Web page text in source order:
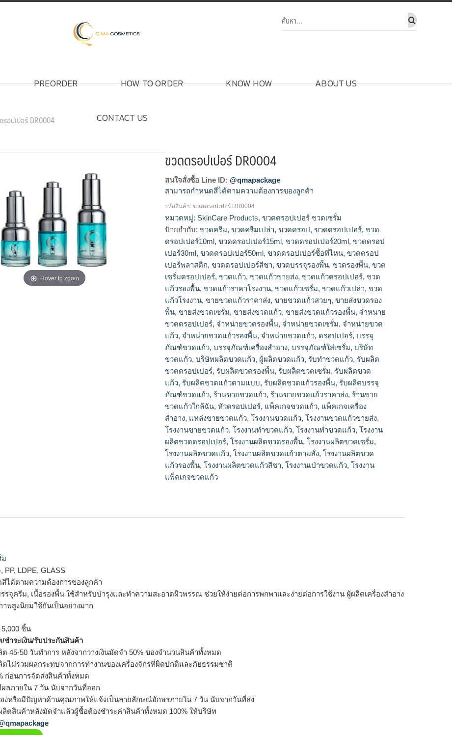
PREORDER HOW TO ORDER KNOW HOW ABOUT US
CONTACT US
รอปเปอร์ DR0004
Hover to zoom
ขวดดรอปเปอร์ DR0004
สนใจสั่งซื้อ Line ID: @qmapackage
สามารถกำหนดสีได้ตามความต้องการของลูกค้า
ขวดครีม, ขวดครีมเปล่า, ขวดดรอป, ขวดดรอปเปอร์, ขวดดรอป
เปอร์10ml, ขวดดรอปเปอร์15ml, ขวดดรอปเปอร์20ml, ขวดดรอป
เปอร์30ml, ขวดดรอปเปอร์50ml, ขวดดรอปเปอร์ซื้อที่ไหน, ขวดดรอป
เปอร์พลาสติก, ขวดดรอปเปอร์สีชา, ขวดบรรจุรองพื้น, ขวดรองพื้น, ขวด
เซรั่มดรอปเปอร์, ขวดแก้ว, ขวดแก้วขายส่ง, ขวดแก้วดรอปเปอร์, ขวด
แก้วรองพื้น, ขวดแก้วราคาโรงงาน, ขวดแก้วเปล่า, ขวดแก้วโรงงาน,
ขายขวดแก้วราคาส่ง, ขายขวดแก้วสวยๆ, ขายส่งขวดรองพื้น, ขายส่ง
ขวดเซรั่ม, ขายส่งขวดแก้ว, ขายส่งขวดแก้วรองพื้น, จำหนายขวดดรอป
เปอร์, จำหน่ายขวดรองพื้น, จำหน่ายขวดเซรั่ม, จำหน่ายขวดแก้ว,
จำหน่ายขวดแก้วรองพื้น, จําหน่ายขวดแก้ว, บรรจุภัณฑ์ขวดแก้ว, บรรจุ
ภัณฑ์เครื่องสำอาง, บริษัทขวดแก้ว, บริษัทผลิตขวดแก้ว, ผู้ผลิตขวดแก้ว,
รับทำขวดแก้ว, รับผลิตขวดดรอปเปอร์, รับผลิตขวดรองพื้น, รับผลิตขวด
เซรั่ม, รับผลิตขวดแก้ว, รับผลิตขวดแก้วตามแบบ, รับผลิตขวดแก้วรอง
พื้น, รับผลิตบรรจุภัณฑ์ขวดแก้ว, ร้านขายขวดแก้ว, ร้านขายขวดแก้ว
ราคาส่ง, ร้านขายขวดแก้วใกล้ฉัน, หัวดรอปเปอร์, แพ็คเกจขวดแก้ว,
แพ็คเกจเครื่องสำอาง, แหล่งขายขวดแก้ว, โรงงานขวดแก้ว, โรงงาน
ขวดแก้วขายส่ง, โรงงานขายขวดแก้ว, โรงงานทำขวดแก้ว, โรงงานทํา
ขวดแก้ว, โรงงานผลิตขวดดรอปเปอร์, โรงงานผลิตขวดรองพื้น, โรงงาน
ผลิตขวดเซรั่ม, โรงงานผลิตขวดแก้ว, โรงงานผลิตขวดแก้วตามสั่ง,
โรงงานผลิตขวดแก้วรองพื้น, โรงงานผลิตขวดแก้วสีชา, โรงงานเป่าขวด
แก้ว, โรงงานแพ็คเกจขวดแก้ว
รหัสสินค้า:ขวดดรอปเปอร์ DR0004
หมวดหมู่: SkinCare Products,ขวดดรอปเปอร์ ขวดเซรั่ม
ป้ายกำกับ:ขวดครีม,ขวดครีมเปล่า,ขวดดรอป,ขวดดรอปเปอร์,ขวด
ดรอปเปอร์10ml,ขวดดรอปเปอร์15ml,ขวดดรอปเปอร์20ml,ขวดดรอป
เปอร์30ml,ขวดดรอปเปอร์50ml,ขวดดรอปเปอร์ซื้อที่ไหน,ขวดดรอป
เปอร์พลาสติก,ขวดดรอปเปอร์สีชา,ขวดบรรจุรองพื้น,ขวดรองพื้น,ขวด
เซรั่มดรอปเปอร์,ขวดแก้ว,ขวดแก้วขายส่ง,ขวดแก้วดรอปเปอร์,ขวด
แก้วรองพื้น,ขวดแก้วราคาโรงงาน,ขวดแก้วเซรั่ม,ขวดแก้วเปล่า,ขวด
แก้วโรงงาน,ขายขวดแก้วราคาส่ง,ขายขวดแก้วสวยๆ,ขายส่งขวดรอง
พื้น,ขายส่งขวดเซรั่ม,ขายส่งขวดแก้ว,ขายส่งขวดแก้วรองพื้น, จำหนาย
ขวดดรอปเปอร์, จำหน่ายขวดรองพื้น, จำหน่ายขวดเซรั่ม, จำหน่ายขวด
แก้ว, จำหน่ายขวดแก้วรองพื้น, จําหน่ายขวดแก้ว, ดรอปเปอร์,บรรจุ
ภัณฑ์ขวดแก้ว,บรรจุภัณฑ์เครื่องสำอาง,บรรจุภัณฑ์ใส่เซรั่ม,บริษัท
ขวดแก้ว,บริษัทผลิตขวดแก้ว, ผู้ผลิตขวดแก้ว, รับทำขวดแก้ว, รับผลิต
ขวดดรอปเปอร์, รับผลิตขวดรองพื้น, รับผลิตขวดเซรั่ม, รับผลิตขวด
แก้ว, รับผลิตขวดแก้วตามแบบ, รับผลิตขวดแก้วรองพื้น, รับผลิตบรรจุ
ภัณฑ์ขวดแก้ว, ร้านขายขวดแก้ว, ร้านขายขวดแก้วราคาส่ง, ร้านขาย
ขวดแก้วใกล้ฉัน,หัวดรอปเปอร์, แพ็คเกจขวดแก้ว, แพ็คเกจเครื่อง
สำอาง, แหล่งขายขวดแก้ว,โรงงานขวดแก้ว,โรงงานขวดแก้วขายส่ง,
โรงงานขายขวดแก้ว,โรงงานทำขวดแก้ว,โรงงานทําขวดแก้ว,โรงงาน
ผลิตขวดดรอปเปอร์,โรงงานผลิตขวดรองพื้น,โรงงานผลิตขวดเซรั่ม,
โรงงานผลิตขวดแก้ว,โรงงานผลิตขวดแก้วตามสั่ง,โรงงานผลิตขวด
แก้วรองพื้น,โรงงานผลิตขวดแก้วสีชา,โรงงานเป่าขวดแก้ว,โรงงาน
แพ็คเกจขวดแก้ว
ม
PP, LDPE, GLASS
ได้ตามความต้องการของลูกค้า
รจุครีม, เนื้อรองพื้น ใช้สำหรับบำรุงและทำความสะอาดผิวพรรณ ช่วยให้ง่ายต่อการพกพาและง่ายต่อการใช้งาน ผู้ผลิตเครื่องสำอาง
พสูงนิยมใช้กันเป็นอย่างมาก
5,000 ชิ้น
/ชำระเงิน/รับประกันสินค้า
ต 45-50 วันทำการ หลังจากวางเงินมัดจำ 50% ของจำนวนสินค้าทั้งหมด
ตไม่รวมผลกระทบจากการทำงานของเครื่องจักรที่ผิดปกติและภัยธรรมชาติ
ก่อนการจัดส่งสินค้าทั้งหมด
ผลภายใน 7 วัน นับจากวันที่ออก
งหรือมีปัญหาด้านคุณภาพให้แจ้งเป็นลายลักษณ์อักษรภายใน 7 วัน นับจากวันที่ส่ง
ลิตสินค้าหลังมัดจำแล้วผู้ซื้อต้องชำระค่าสินค้าทั้งหมด 100% ให้บริษัท